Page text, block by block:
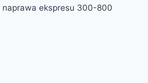
ekspresu 300-800